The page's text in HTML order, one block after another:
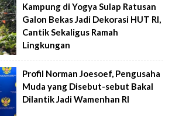
Kampung di Yogya Sulap Ratusan
Galon Bekas Jadi Dekorasi HUT RI,
Cantik Sekaligus Ramah
Lingkungan
Profil Norman Joesoef, Pengusaha
Muda yang Disebut-sebut Bakal
Dilantik Jadi Wamenhan RI